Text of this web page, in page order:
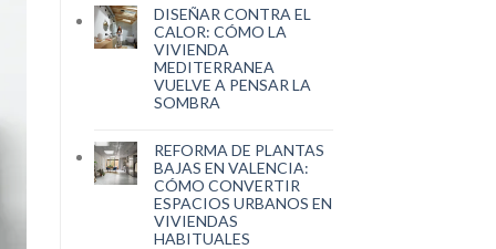
DISEÑAR CONTRA EL
CALOR: CÓMO LA
VIVIENDA
MEDITERRANEA
VUELVE A PENSAR LA
SOMBRA
REFORMA DE PLANTAS
BAJAS EN VALENCIA:
CÓMO CONVERTIR
ESPACIOS URBANOS EN
VIVIENDAS
HABITUALES